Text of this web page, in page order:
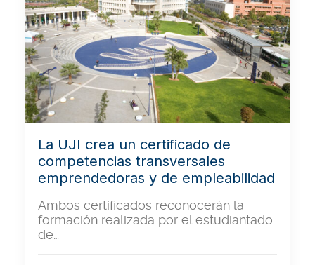
La UJI crea un certificado de
competencias transversales
emprendedoras y de empleabilidad
Ambos certificados reconocerán la
formación realizada por el estudiantado
de…